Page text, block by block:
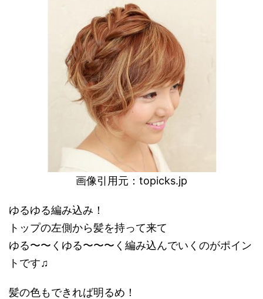
画像引用元： topicks.jp
ゆるゆる編み込み！
トップの左側から髪を持って来て
ゆる〜〜くゆる〜〜〜く編み込んでいくのがポイン
トです♫
髪の色もできれば明るめ！